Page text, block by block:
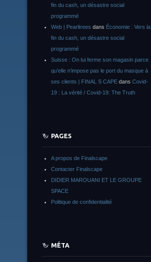
fin du cash, un désastre social
programmé
Web | Pearltrees dans Économie : Vers la
fin du cash, un désastre social
programmé
Suisse : On lui ferme son magasin parce
qu’elle n’impose pas le port du masque à
ses clients | FINAL S CAPE dans Covid-
19 : La vérité / Covid-19: The Truth
PAGES
A propos de Finalscape
Contacter Finalscape
DIDIER MAROUANI ET LE GROUPE
SPACE
Politique de confidentialité
MÉTA